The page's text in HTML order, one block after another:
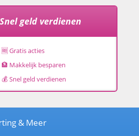
Snel geld verdienen
🆓 Gratis acties
🏦 Makkelijk besparen
💰 Snel geld verdienen
& Meer